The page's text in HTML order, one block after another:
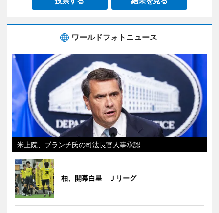
ワールドフォトニュース
米上院、ブランチ氏の司法長官人事承認
柏、開幕白星 Ｊリーグ